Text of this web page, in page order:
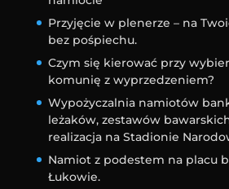
Przyjęcie w plenerze – na
bez pośpiechu.
Czym się kierować przy
komunię z wyprzedzeniem?
Wypożyczalnia namiotów
leżaków, zestawów
realizacja na Stadionie
Namiot z podestem na placu
Łukowie.